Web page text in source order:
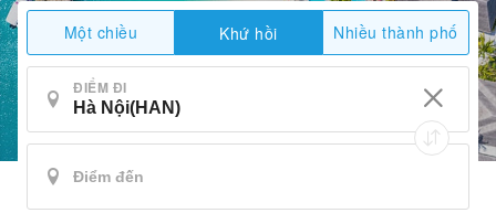
Một chiều Khứ hồi Nhiều thành phố
ĐIỂM ĐI